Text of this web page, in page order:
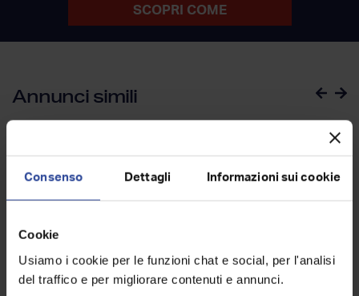
Consenso Dettagli Informazioni sui cookie
Cookie
Usiamo i cookie per le funzioni chat e social, per l'analisi
del traffico e per migliorare contenuti e annunci.
SCOPRI COME
Annunci simili